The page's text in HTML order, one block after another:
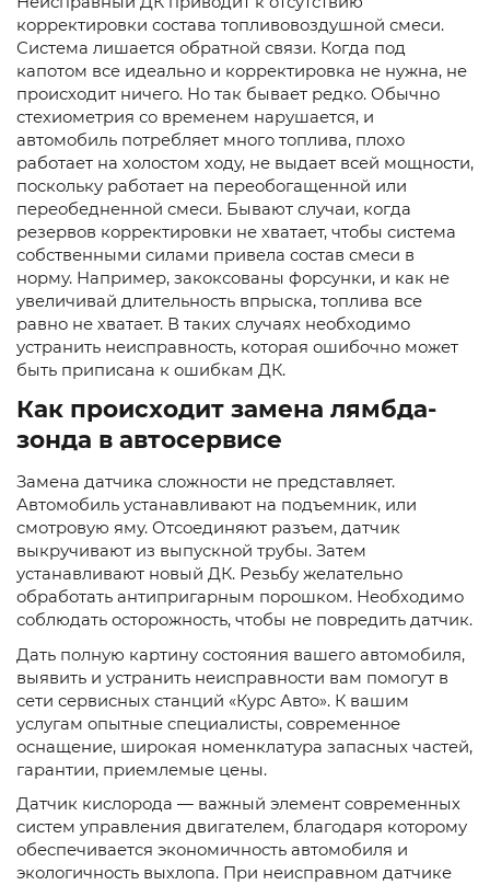
корректировки состава топливовоздушной смеси.
Система лишается обратной связи. Когда под
капотом все идеально и корректировка не нужна, не
происходит ничего. Но так бывает редко. Обычно
стехиометрия со временем нарушается, и
автомобиль потребляет много топлива, плохо
работает на холостом ходу, не выдает всей мощности,
поскольку работает на переобогащенной или
переобедненной смеси. Бывают случаи, когда
резервов корректировки не хватает, чтобы система
собственными силами привела состав смеси в
норму. Например, закоксованы форсунки, и как не
увеличивай длительность впрыска, топлива все
равно не хватает. В таких случаях необходимо
устранить неисправность, которая ошибочно может
быть приписана к ошибкам ДК.
Как происходит замена лямбда-
зонда в автосервисе
Замена датчика сложности не представляет.
Автомобиль устанавливают на подъемник, или
смотровую яму. Отсоединяют разъем, датчик
выкручивают из выпускной трубы. Затем
устанавливают новый ДК. Резьбу желательно
обработать антипригарным порошком. Необходимо
соблюдать осторожность, чтобы не повредить датчик.
Дать полную картину состояния вашего автомобиля,
выявить и устранить неисправности вам помогут в
сети сервисных станций «Курс Авто». К вашим
услугам опытные специалисты, современное
оснащение, широкая номенклатура запасных частей,
гарантии, приемлемые цены.
Датчик кислорода — важный элемент современных
систем управления двигателем, благодаря которому
обеспечивается экономичность автомобиля и
экологичность выхлопа. При неисправном датчике